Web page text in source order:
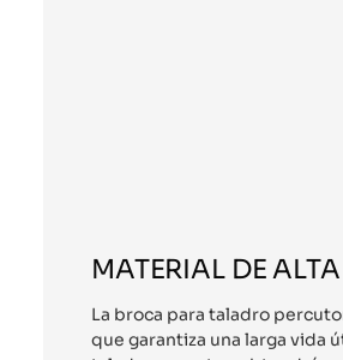
MATERIAL DE
La broca para taladro
que garantiza una larga vida